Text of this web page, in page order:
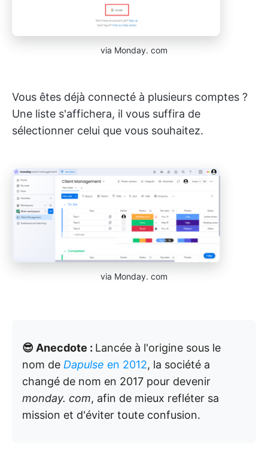
via Monday. com
Vous êtes déjà connecté à plusieurs comptes ?
Une liste s'affichera, il vous suffira de
sélectionner celui que vous souhaitez.
via Monday. com
😎 Anecdote : Lancée à l'origine sous le
nom de Dapulse en 2012, la société a
changé de nom en 2017 pour devenir
monday. com, afin de mieux refléter sa
mission et d'éviter toute confusion.